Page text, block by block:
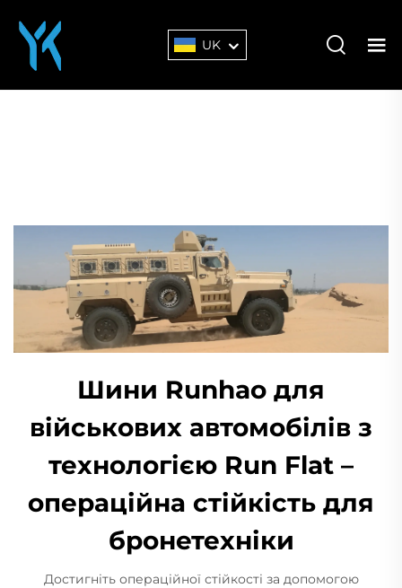
UK
Шини Runhao для
військових автомобілів з
технологією Run Flat –
операційна стійкість для
бронетехніки
Достигніть операційної стійкості за допомогою